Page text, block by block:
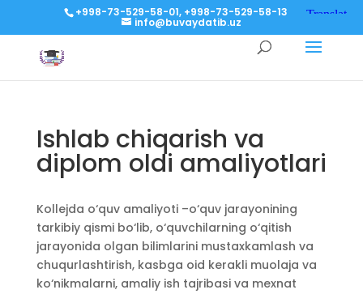
+998-73-529-58-01, +998-73-529-58-13
info@buvaydatib.uz
Ishlab chiqarish va
diplom oldi amaliyotlari
Kollejda o‘quv amaliyoti –o‘quv jarayonining
tarkibiy qismi bo‘lib, o‘quvchilarning o‘qitish
jarayonida olgan bilimlarini mustaxkamlash va
chuqurlashtirish, kasbga oid kerakli muolaja va
ko‘nikmalarni, amaliy ish tajribasi va mexnat